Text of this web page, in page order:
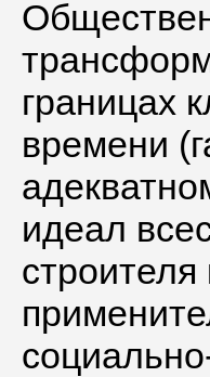
границах
времени
идеал